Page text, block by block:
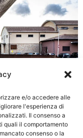
e/o accedere alle
l'esperienza di
Il consenso a
quali il comportamento
consenso o la
vendita e nuovo
Il complesso
per la città di
gli spazi